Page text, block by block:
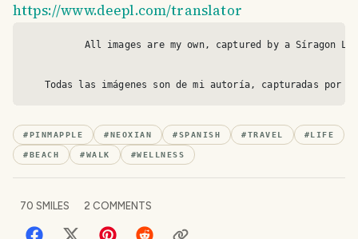
https://www.deepl.com/translator
All images are my own, captured by a Síragon
Todas las imágenes son de mi autoría, capturadas por
#PINMAPPLE #NEOXIAN #SPANISH #TRAVEL #LIFE
#BEACH #WALK #WELLNESS
70 SMILES 2 COMMENTS